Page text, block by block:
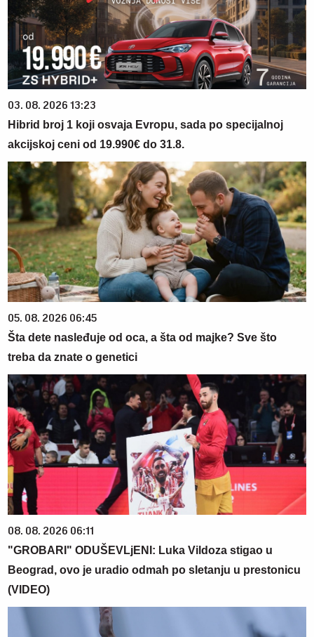
03. 08. 2026 13:23
Hibrid broj 1 koji osvaja Evropu, sada po specijalnoj
akcijskoj ceni od 19.990€ do 31.8.
05. 08. 2026 06:45
Šta dete nasleđuje od oca, a šta od majke? Sve što
treba da znate o genetici
08. 08. 2026 06:11
"GROBARI" ODUŠEVLjENI: Luka Vildoza stigao u
Beograd, ovo je uradio odmah po sletanju u prestonicu
(VIDEO)